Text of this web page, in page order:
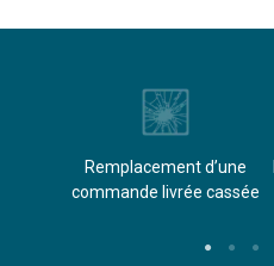
Remplacement d’une
commande livrée cassée​